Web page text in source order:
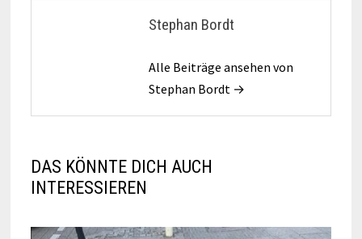
Stephan Bordt
Alle Beiträge ansehen von
Stephan Bordt →
DAS KÖNNTE DICH AUCH
INTERESSIEREN